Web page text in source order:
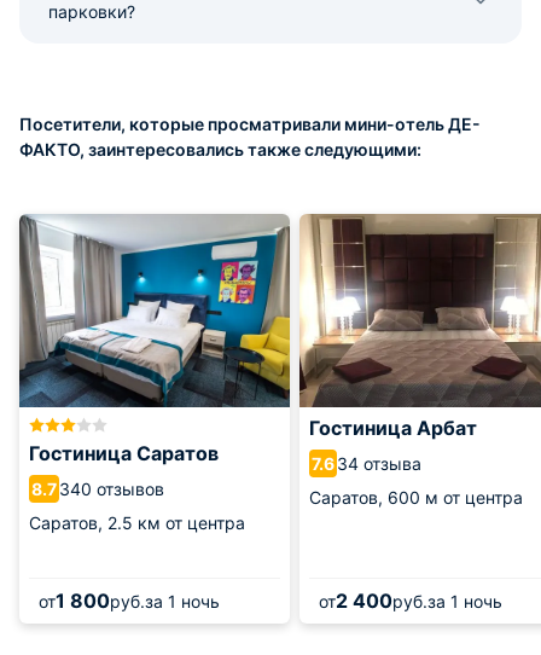
парковки?
Посетители, которые просматривали мини-отель ДЕ-
ФАКТО, заинтересовались также следующими:
Гостиница Саратов
8.7340 отзывов
Саратов, 2.5 км от центра
от1 800руб.за 1 ночь
Гостиница Арбат
7.634 отзыва
Саратов, 600 м от центра
от2 400руб.за 1 ночь